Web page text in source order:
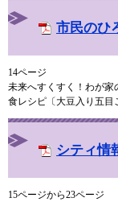
市民のひ
14ページ
未来へすくすく！わが
食レシピ〔大豆入り五目
シティ情
15ページから23ページ